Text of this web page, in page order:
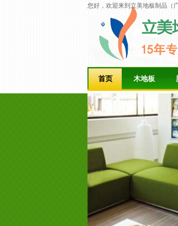
您好，欢迎来到立美地板制品（
首页 木地板